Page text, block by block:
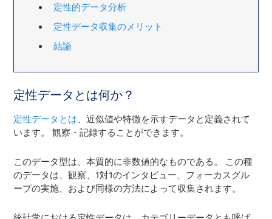
定性的データ分析
定性データ収集のメリット
結論
定性データとは何か？
定性データとは、近似値や特徴を示すデータと定義されて
います。 観察・記録することができます。
このデータ型は、本質的に非数値的なものである。 この種
のデータは、観察、1対1のインタビュー、フォーカスグル
ープの実施、および同様の方法によって収集されます。